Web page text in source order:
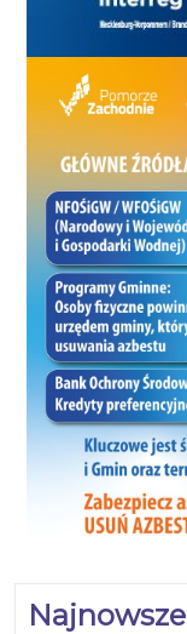
Najnowsze